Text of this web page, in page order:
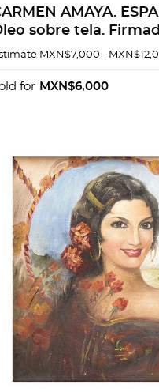
AMAYA.
sobre tela.
Llopis". 50 x 40
MXN$7,000 -
for MXN$6,000